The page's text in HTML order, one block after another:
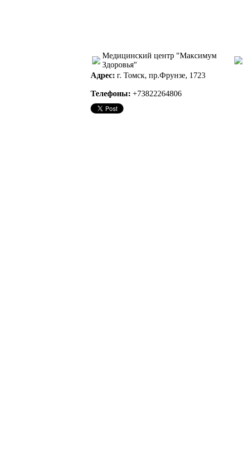
Медицинский центр "Максимум
Здоровья"
Адрес: г. Томск, пр.Фрунзе, 1723
Телефоны: +73822264806